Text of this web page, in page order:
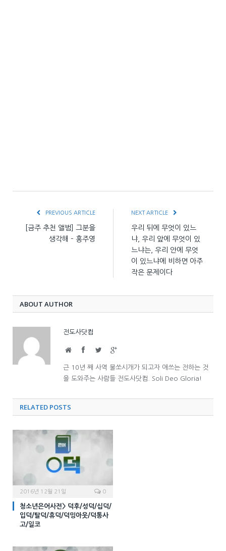
PREVIOUS ARTICLE
[금주 추천 앨범] 그분을
생각해 – 홍주영
NEXT ARTICLE
우리 뒤에 무엇이 있느
냐, 우리 앞에 무엇이 있
느냐는, 우리 안에 무엇
이 있느냐에 비하면 아주
작은 문제이다
ABOUT AUTHOR
전도사닷컴
WebsiteFacebook
TwitterGoogle+
근 10년 째 사역 불쏘시개가 되고자 애쓰는 전하는 것
을 도와주는 사람들 전도사닷컴. Soli Deo Gloria!
RELATED POSTS
2016년 12월 21일 0
청소년은어사전> 덕후/성덕/십덕/
입덕/탈덕/휴덕/덕밍아웃/덕통사
고/일코